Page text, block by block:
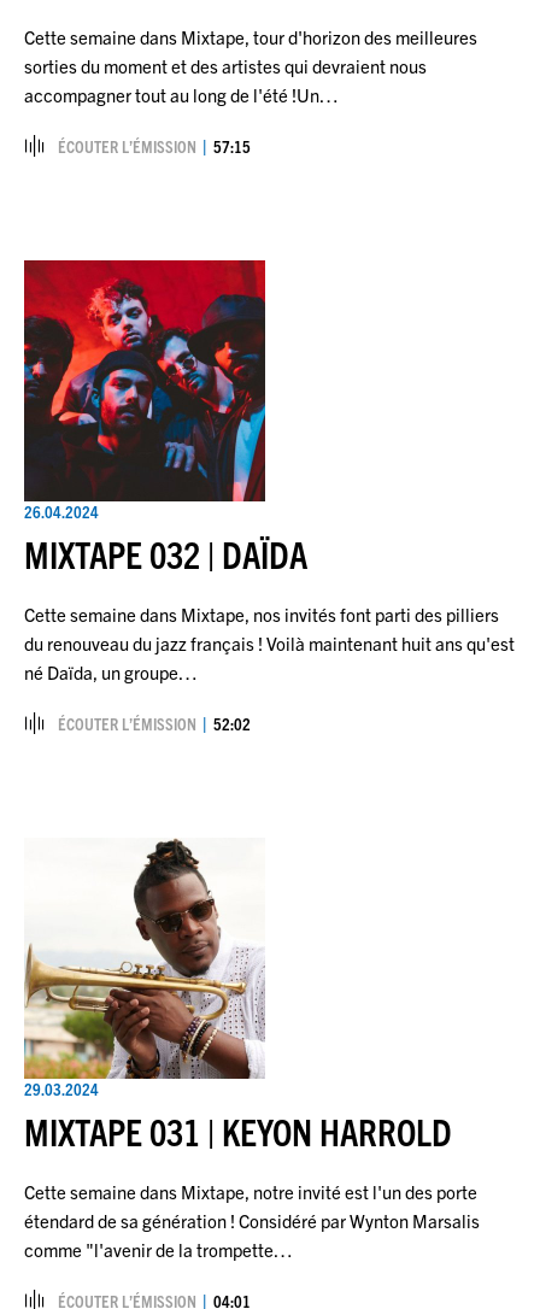
Cette semaine dans Mixtape, tour d'horizon des meilleures
sorties du moment et des artistes qui devraient nous
accompagner tout au long de l'été !Un…
ÉCOUTER L’ÉMISSION 57:15
26.04.2024
MIXTAPE 032 | DAÏDA
Cette semaine dans Mixtape, nos invités font parti des pilliers
du renouveau du jazz français ! Voilà maintenant huit ans qu'est
né Daïda, un groupe…
ÉCOUTER L’ÉMISSION 52:02
29.03.2024
MIXTAPE 031 | KEYON HARROLD
Cette semaine dans Mixtape, notre invité est l'un des porte
étendard de sa génération ! Considéré par Wynton Marsalis
comme "l'avenir de la trompette…
ÉCOUTER L’ÉMISSION 04:01